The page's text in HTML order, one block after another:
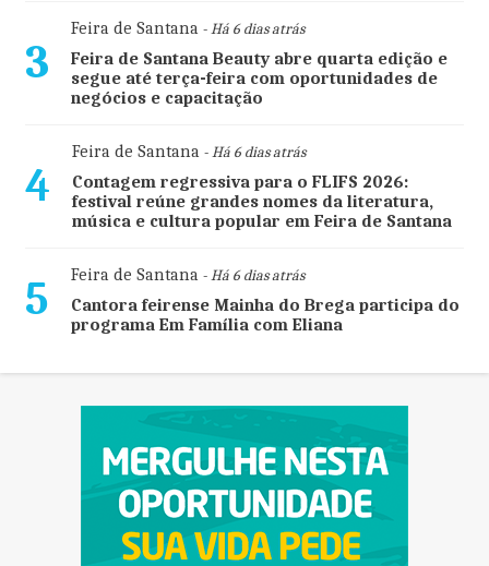
3
Feira de Santana- Há 6 dias atrás
Feira de Santana Beauty abre quarta edição e
segue até terça-feira com oportunidades de
negócios e capacitação
4
Feira de Santana- Há 6 dias atrás
Contagem regressiva para o FLIFS 2026:
festival reúne grandes nomes da literatura,
música e cultura popular em Feira de Santana
5 Feira de Santana- Há 6 dias atrás
Cantora feirense Mainha do Brega participa do
programa Em Família com Eliana